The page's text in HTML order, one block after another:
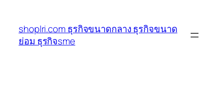
เนื้อหา
shoplri.com ธุรกิจขนาดกลาง ธุรกิจขนาด
ย่อม ธุรกิจsme